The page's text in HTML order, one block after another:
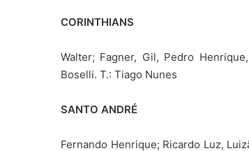
CORINTHIANS
Walter; Fagner, Gil, Pedro
Boselli. T.: Tiago Nunes
SANTO ANDRÉ
Fernando Henrique; Ricardo Luz,